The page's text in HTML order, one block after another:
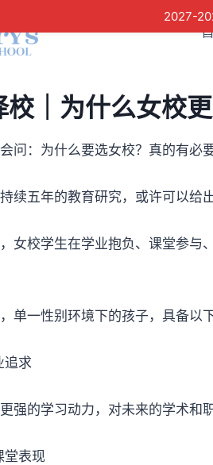
｜为什么女校更
问：为什么要选女校？真的有必要
续五年的教育研究，或许可以给出
女校学生在学业抱负、课堂参与
单一性别环境下的孩子，具备以下
追求
强的学习动力，对未来的学术和
堂表现
2027-